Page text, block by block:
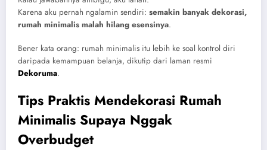
Karena aku pernah ngalamin sendiri: semakin banyak dekorasi,
rumah minimalis malah hilang esensinya.
Bener kata orang: rumah minimalis itu lebih ke soal kontrol diri
daripada kemampuan belanja, dikutip dari laman resmi
Dekoruma.
Tips Praktis Mendekorasi Rumah
Minimalis Supaya Nggak
Overbudget